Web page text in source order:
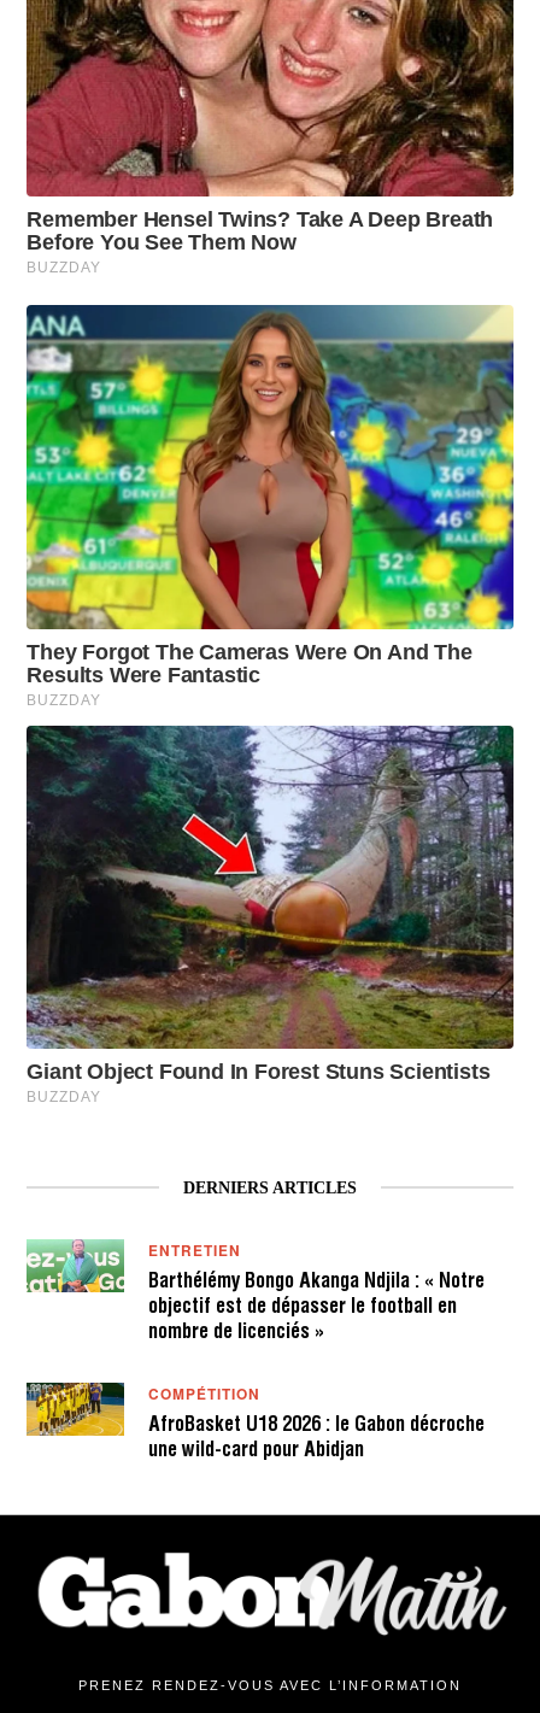
DERNIERS ARTICLES
ENTRETIEN
Barthélémy Bongo Akanga Ndjila : « Notre
objectif est de dépasser le football en
nombre de licenciés »
COMPÉTITION
AfroBasket U18 2026 : le Gabon décroche
une wild-card pour Abidjan
PRENEZ RENDEZ-VOUS AVEC L’INFORMATION